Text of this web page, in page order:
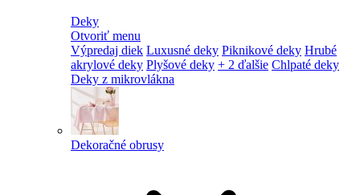
Deky
Otvoriť menu
Výpredaj diek Luxusné deky Piknikové deky Hrubé
akrylové deky Plyšové deky + 2 ďalšie Chlpaté deky
Deky z mikrovlákna
Dekoračné obrusy